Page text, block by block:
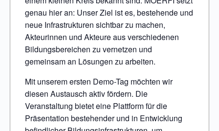
genau hier an: Unser Ziel ist es, bestehende und
neue Infrastrukturen sichtbar zu machen,
Akteurinnen und Akteure aus verschiedenen
Bildungsbereichen zu vernetzen und
gemeinsam an Lösungen zu arbeiten.
Mit unserem ersten Demo-Tag möchten wir
diesen Austausch aktiv fördern. Die
Veranstaltung bietet eine Plattform für die
Präsentation bestehender und in Entwicklung